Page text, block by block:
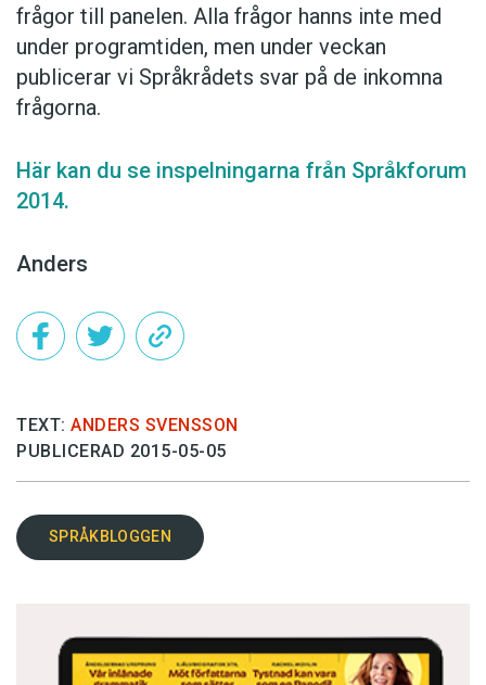
frågor till panelen. Alla frågor hanns inte med
under programtiden, men under veckan
publicerar vi Språkrådets svar på de inkomna
frågorna.
Här kan du se inspelningarna från Språkforum
2014.
Anders
TEXT: ANDERS SVENSSON
PUBLICERAD 2015-05-05
SPRÅKBLOGGEN